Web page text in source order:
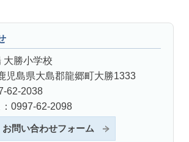
大勝小学校
児島県大島郡龍郷町大勝1333
62-2038
0997-62-2098
お問い合わせフォーム